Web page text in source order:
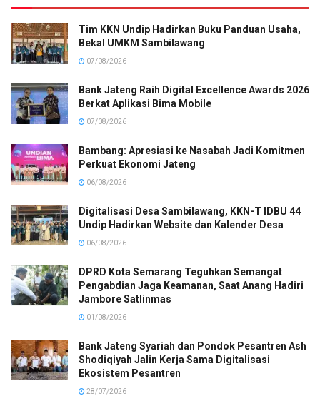
Tim KKN Undip Hadirkan Buku Panduan Usaha,
Bekal UMKM Sambilawang
07/08/2026
Bank Jateng Raih Digital Excellence Awards 2026
Berkat Aplikasi Bima Mobile
07/08/2026
Bambang: Apresiasi ke Nasabah Jadi Komitmen
Perkuat Ekonomi Jateng
06/08/2026
Digitalisasi Desa Sambilawang, KKN-T IDBU 44
Undip Hadirkan Website dan Kalender Desa
06/08/2026
DPRD Kota Semarang Teguhkan Semangat
Pengabdian Jaga Keamanan, Saat Anang Hadiri
Jambore Satlinmas
01/08/2026
Bank Jateng Syariah dan Pondok Pesantren Ash
Shodiqiyah Jalin Kerja Sama Digitalisasi
Ekosistem Pesantren
28/07/2026